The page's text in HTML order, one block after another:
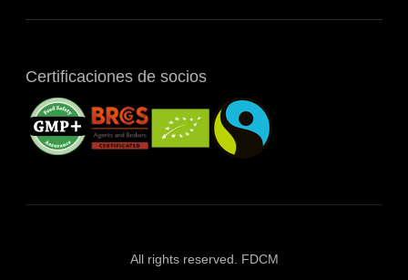
Certificaciones de socios
All rights reserved. FDCM